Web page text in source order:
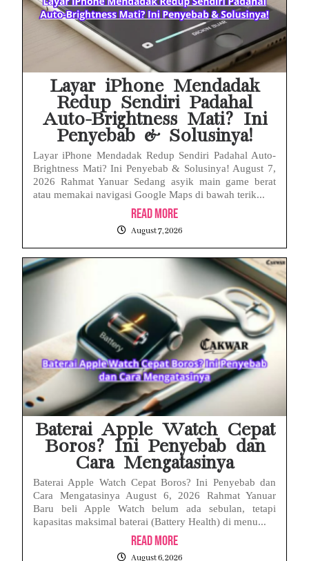
Layar iPhone Mendadak
Redup Sendiri Padahal
Auto-Brightness Mati? Ini
Penyebab & Solusinya!
Layar iPhone Mendadak Redup Sendiri Padahal Auto-
Brightness Mati? Ini Penyebab & Solusinya! August 7,
2026 Rahmat Yanuar Sedang asyik main game berat
atau memakai navigasi Google Maps di bawah terik...
Read More
August 7, 2026
Baterai Apple Watch Cepat
Boros? Ini Penyebab dan
Cara Mengatasinya
Baterai Apple Watch Cepat Boros? Ini Penyebab dan
Cara Mengatasinya August 6, 2026 Rahmat Yanuar
Baru beli Apple Watch belum ada sebulan, tetapi
kapasitas maksimal baterai (Battery Health) di menu...
Read More
August 6, 2026